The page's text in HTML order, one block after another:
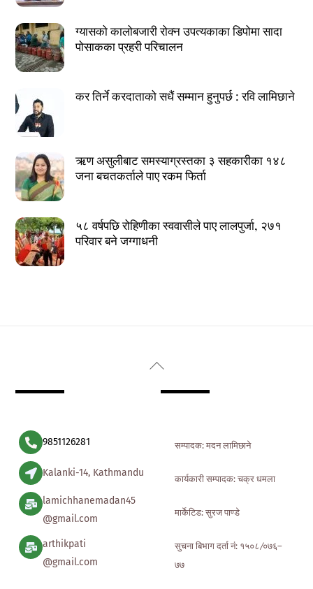
ग्यासको कालोबजारी रोक्न उपत्यकाका डिपोमा सादा
पोसाकका प्रहरी परिचालन
कर तिर्ने करदाताको सधैं सम्मान हुनुपर्छ : रवि लामिछाने
ऋण असुलीबाट समस्याग्रस्तका ३ सहकारीका १४८
जना बचतकर्ताले पाए रकम फिर्ता
५८ वर्षपछि रोहिणीका स्ववासीले पाए लालपुर्जा, २७१
परिवार बने जग्गाधनी
Back
9851126281
Kalanki-14, Kathmandu
lamichhanemadan45
@gmail.com
arthikpati
@gmail.com
सम्पादक: मदन लामिछाने
कार्यकारी सम्पादक: चक्र धमला
मार्केटिड: सुरज पाण्डे
सुचना बिभाग दर्ता नं: १५०८ ∕०७६–
७७